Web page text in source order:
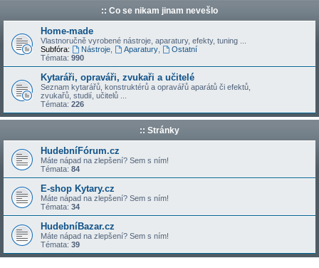
:: Co se nikam jinam nevešlo
Home-made
Vlastnoručně vyrobené nástroje, aparatury, efekty, tuning ...
Subfóra:
Nástroje, Aparatury,
Ostatní
Témata: 990
Kytaráři, opraváři, zvukaři a učitelé
Seznam kytarářů, konstruktérů a opravářů aparátů či efektů,
zvukařů, studií, učitelů ...
Témata: 226
:: Stránky
HudebníFórum.cz
Máte nápad na zlepšení? Sem s ním!
Témata: 84
E-shop Kytary.cz
Máte nápad na zlepšení? Sem s ním!
Témata: 34
HudebníBazar.cz
Máte nápad na zlepšení? Sem s ním!
Témata: 39